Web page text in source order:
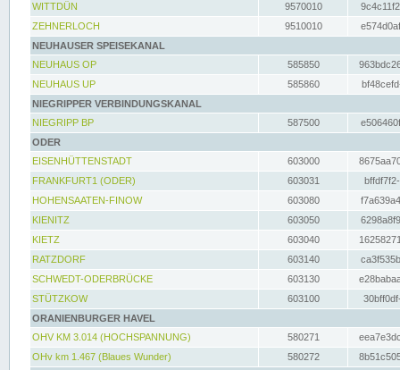
WITTDÜN
9570010
ZEHNERLOCH
9510010
NEUHAUSER SPEISEKANAL
NEUHAUS OP
585850
NEUHAUS UP
585860
NIEGRIPPER VERBINDUNGSKANAL
NIEGRIPP BP
587500
ODER
EISENHÜTTENSTADT
603000
FRANKFURT1 (ODER)
603031
HOHENSAATEN-FINOW
603080
KIENITZ
603050
KIETZ
603040
RATZDORF
603140
SCHWEDT-ODERBRÜCKE
603130
STÜTZKOW
603100
ORANIENBURGER HAVEL
OHV KM 3.014 (HOCHSPANNUNG)
580271
OHv km 1.467 (Blaues Wunder)
580272